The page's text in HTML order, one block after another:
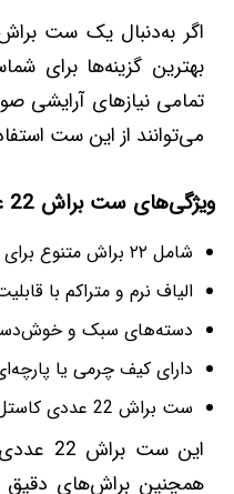
اگر به‌دنبال یک ست
بهترین گزینه‌ها برای
تمامی نیازهای آرایشی
می‌توانند از این ست
ویژگی‌های ست براش 22 عددی کاستل :
شامل ۲۲ براش متنوع برای صورت، چشم، لب و ابرو
الیاف نرم و متراکم با
دسته‌های سبک و
دارای کیف چرمی یا
ست براش 22 عددی کاستل مناسب برای استفاده روزمره و حرفه‌ای
این
همچنین براش‌های دقیق